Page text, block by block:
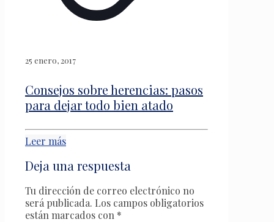
25 enero, 2017
Consejos sobre herencias: pasos
para dejar todo bien atado
Leer más
Deja una respuesta
Tu dirección de correo electrónico no
será publicada. Los campos obligatorios
están marcados con *